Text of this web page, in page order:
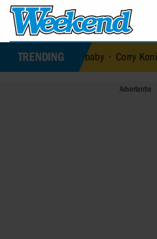
TRENDING
haar baby•Corry Konings gul voor